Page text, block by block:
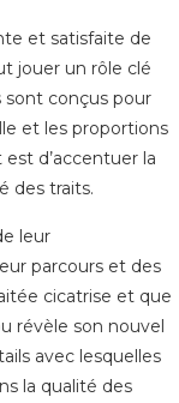
et satisfaite de
jouer un rôle clé
sont conçus pour
et les proportions
d’accentuer la
des traits.
leur
parcours et des
cicatrise et que
révèle son nouvel
avec lesquelles
la qualité des